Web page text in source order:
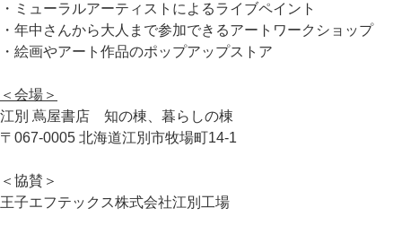
・ミューラルアーティストによるライブペイント
・年中さんから大人まで参加できるアートワークショップ
・絵画やアート作品のポップアップストア
＜会場＞
江別 蔦屋書店 知の棟、暮らしの棟
〒067-0005 北海道江別市牧場町14-1
＜協賛＞
王子エフテックス株式会社江別工場